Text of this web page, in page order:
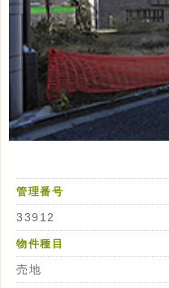
管理番号
33912
物件種目
売地